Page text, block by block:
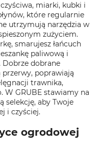
miarki, kubki i
które regularnie
utrzymują narzędzia w
zużyciem.
smarujesz łańcuch
paliwową i
Dobrze dobrane
przerwy, poprawiają
trawnika,
W GRUBE stawiamy na
selekcję, aby Twoje
i czyściej.
ogrodowej